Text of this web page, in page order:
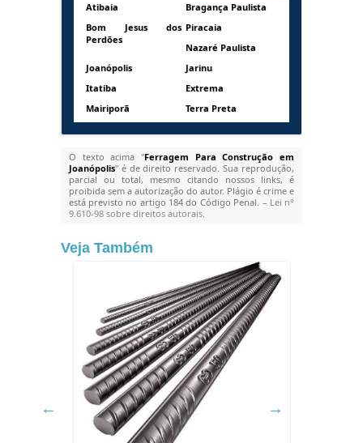
Atibaia
Bragança Paulista
Bom Jesus dos
Perdões
Piracaia
Nazaré Paulista
Joanópolis
Jarinu
Itatiba
Extrema
Mairiporã
Terra Preta
O texto acima "Ferragem Para Construção em
Joanópolis" é de direito reservado. Sua reprodução,
parcial ou total, mesmo citando nossos links, é
proibida sem a autorização do autor. Plágio é crime e
está previsto no artigo 184 do Código Penal. – Lei n°
9.610-98 sobre direitos autorais.
Veja Também